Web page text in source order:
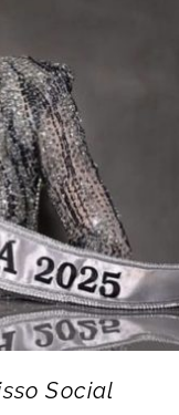
Social